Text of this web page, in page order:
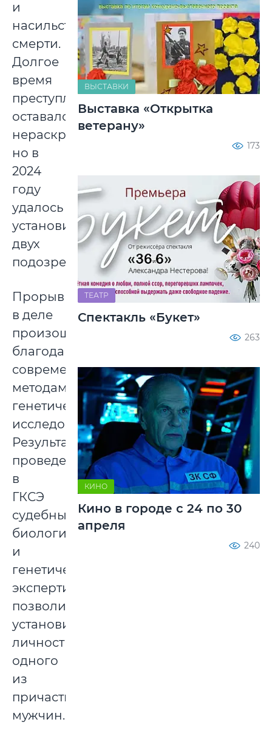
и
насильственной
смерти.
Долгое
время
преступление
оставалось
нераскрытом,
но в
2024
году
удалось
установить
двух
подозреваемых.
Прорыв
в деле
произошел
благодаря
современным
методам
генетического
исследования.
Результаты
проведенных
в
ГКСЭ
судебных
биологических
и
генетических
экспертиз
позволили
установить
личность
одного
из
причастных
мужчин.
ВЫСТАВКИ
Выставка «Открытка
ветерану»
173
ТЕАТР
Спектакль «Букет»
263
КИНО
Кино в городе с 24 по 30
апреля
240